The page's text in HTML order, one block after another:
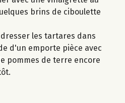
brins de ciboulette
les tartares dans
d'un emporte pièce avec
pommes de terre encore